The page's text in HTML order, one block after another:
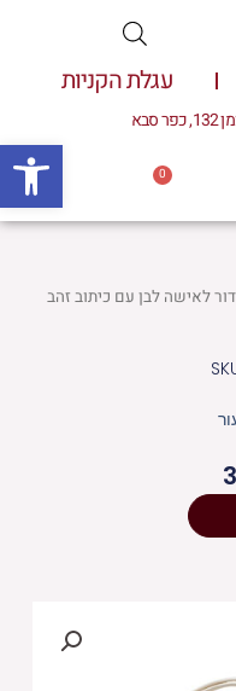
עגלת הקניות
סבא
0
עגלת
לאישה לבן עם כיתוב זהב